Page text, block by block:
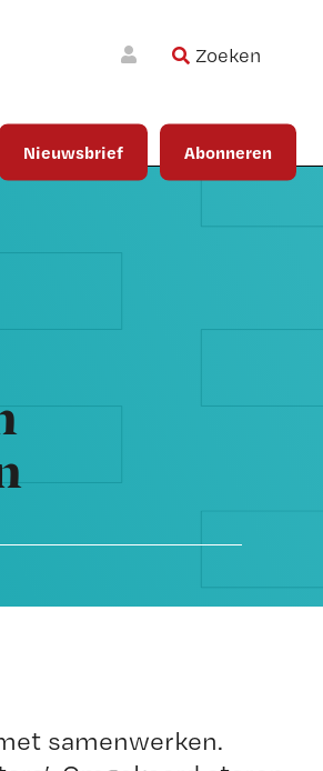
Zoeken
Nieuwsbrief Abonneren
samenwerken.